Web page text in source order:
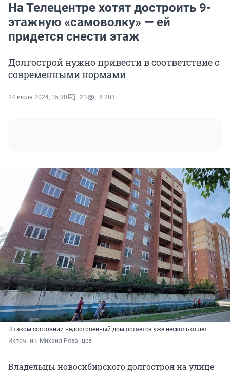
На Телецентре хотят достроить 9-
этажную «самоволку» — ей
придется снести этаж
Долгострой нужно привести в соответствие с
современными нормами
24 июля 2024, 15:30 21 8 203
В таком состоянии недостроенный дом остается уже несколько лет
Источник: Михаил Рязанцев
Владельцы новосибирского долгостроя на улице